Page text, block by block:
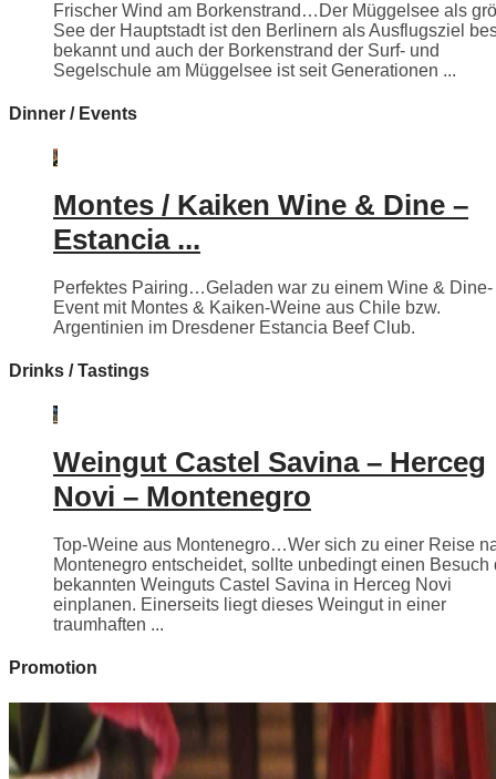
Frischer Wind am Borkenstrand…Der Müggelsee als
See der Hauptstadt ist den Berlinern als Ausflugsziel
bekannt und auch der Borkenstrand der Surf- und
Segelschule am Müggelsee ist seit Generationen ...
Dinner / Events
Montes / Kaiken Wine & Dine –
Estancia ...
Perfektes Pairing…Geladen war zu einem Wine & Dine-
Event mit Montes & Kaiken-Weine aus Chile bzw.
Argentinien im Dresdener Estancia Beef Club.
Drinks / Tastings
Weingut Castel Savina – Herceg
Novi – Montenegro
Top-Weine aus Montenegro…Wer sich zu einer Reise
Montenegro entscheidet, sollte unbedingt einen Besuch
bekannten Weinguts Castel Savina in Herceg Novi
einplanen. Einerseits liegt dieses Weingut in einer
traumhaften ...
Promotion